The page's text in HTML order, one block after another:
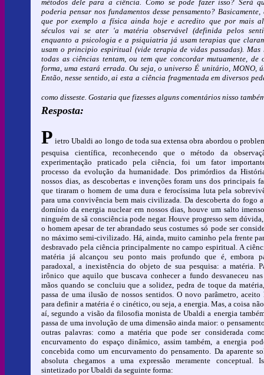
métodos dele para a ciência. Como se pode fazer isso? Será
poderia pensar nos fundamentos desse pensamento? Basicamente,
que por exemplo a física ainda hoje e acredito que por mais
séculos vai se ater 'a matéria observável (definida pelos
enquanto a psicologia e a psiquiatria já usam terapias que
usam o principio espiritual (vide terapia de vidas passadas). Mas
todas as ciências tentam, ou tem que concordar mutuamente, de
forma, uma estará errada. Ou seja, o universo É unitário, MONO,
Então, nesse sentido, ai esta a ciência fragmentada em diversos
como disseste. Gostaria que fizesses alguns comentários nisso
Resposta:
P ietro Ubaldi ao longo de toda sua extensa obra abordou o
pesquisa científica, reconhecendo que o método da
experimentação praticado pela ciência, foi um fator
processo da evolução da humanidade. Dos primórdios da
nossos dias, as descobertas e invenções foram uns dos principais
que tiraram o homem de uma dura e ferocíssima luta pela
para uma convivência bem mais civilizada. Da descoberta do fogo
domínio da energia nuclear em nossos dias, houve um salto
ninguém de sã consciência pode negar. Houve progresso sem dúvida,
o homem apesar de ter abrandado seus costumes só pode ser
no máximo semi-civilizado. Há, ainda, muito caminho pela frente
desbravado pela ciência principalmente no campo espiritual. A
matéria já alcançou seu ponto mais profundo que é, embora
paradoxal, a inexistência do objeto de sua pesquisa: a matéria.
irônico que aquilo que buscava conhecer a fundo desvaneceu nas
mãos quando se concluiu que a solidez, pedra de toque da
passa de uma ilusão de nossos sentidos. O novo parâmetro, aceito
para definir a matéria é o cinético, ou seja, a energia. Mas, a coisa
aí, segundo a visão da filosofia monista de Ubaldi a energia
passa de uma involução de uma dimensão ainda maior: o
outras palavras: como a matéria que pode ser considerada
encurvamento do espaço dinâmico, assim também, a energia
concebida como um encurvamento do pensamento. Da aparente
absoluta chegamos a uma expressão meramente conceptual.
sintetizado por Ubaldi da seguinte forma: